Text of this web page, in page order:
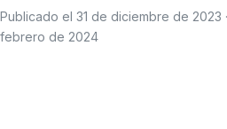
Publicado el 31 de diciembre de 2023
febrero de 2024